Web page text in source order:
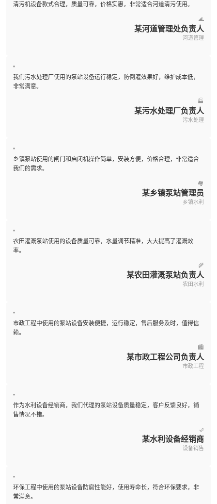
清污机设备款式合理，质量可靠，价格实惠，非常适合河道清污使用。
🌊
某河道管理处负责人
河道管理
"
我们污水处理厂使用的泵站设备运行稳定，防倒灌效果好，维护成本低，
非常满意。
🏭
某污水处理厂负责人
污水处理
"
乡镇泵站使用的闸门和启闭机操作简单，安装方便，价格合理，非常适合
我们的需求。
🏘️
某乡镇泵站管理员
乡镇水利
"
农田灌溉泵站使用的设备质量可靠，水量调节精准，大大提高了灌溉效
率。
🌾
某农田灌溉泵站负责人
农田水利
"
市政工程中使用的泵站设备安装便捷，运行稳定，售后服务及时，值得信
赖。
🏙️
某市政工程公司负责人
市政工程
"
作为水利设备经销商，我们代理的泵站设备质量稳定，客户反馈良好，销
售情况不错。
🤝
某水利设备经销商
设备销售
"
环保工程中使用的泵站设备防腐性能好，使用寿命长，符合环保要求，非
常满意。